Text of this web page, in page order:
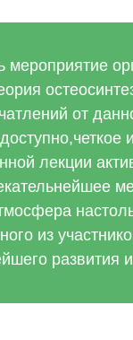
мероприятие
от
лекции
из
развития